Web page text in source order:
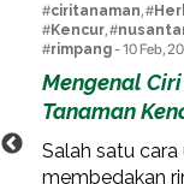
#ciritanaman, #
#Kencur, #
#rimpang- 10 Feb,
Mengenal
Tanaman
Salah satu cara
membedakan